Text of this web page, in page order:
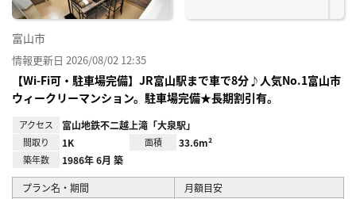
富山市
情報更新日 2026/08/02 12:35
【Wi-Fi可・駐車場完備】JR富山駅まで車で8分♪人気No.1富山市
ウィークリーマンション。駐車場完備★長期割引有。
アクセス 富山地鉄不二越上滝「大泉駅」
間取り 1K 面積 33.6m²
築年数 1986年 6月 築
プラン名・期間 月額目安